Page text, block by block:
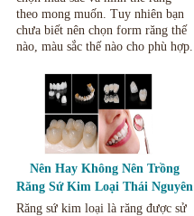
theo mong muốn. Tuy nhiên bạn
chưa biết nên chọn form răng thế
nào, màu sắc thế nào cho phù hợp.
Nên Hay Không Nên Trồng
Răng Sứ Kim Loại Thái Nguyên
Răng sứ kim loại là răng được sử